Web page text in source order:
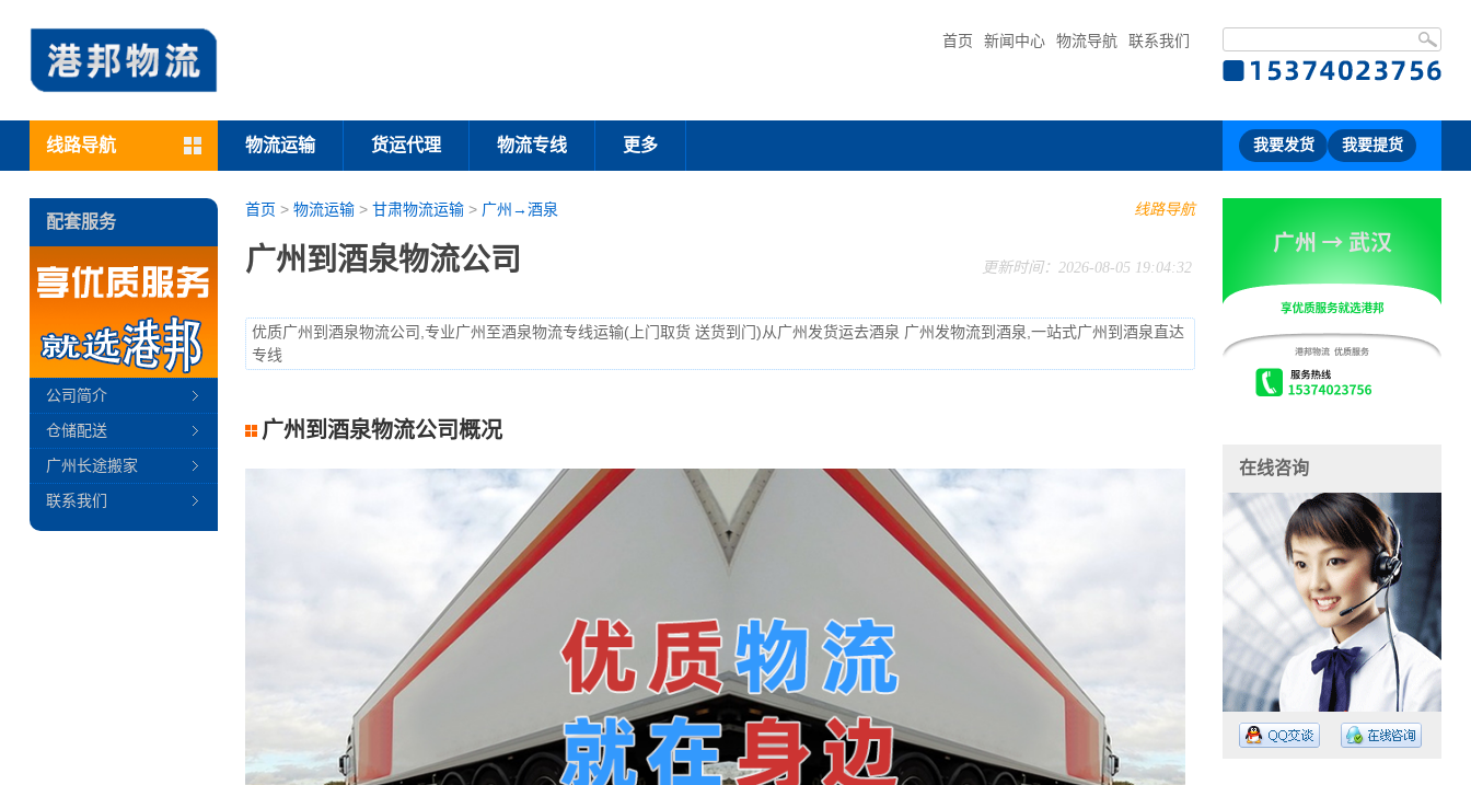
首页 新闻中心 物流导航 联系我们
线路导航 物流运输 货运代理 物流专线 更多 我要发货 我要提货
线路导航
首页 > 物流运输> 甘肃物流运输> 广州→酒泉
广州到酒泉物流公司 更新时间：2026-08-05 19:04:32
优质广州到酒泉物流公司,专业广州至酒泉物流专线运输(上门取货 送货到门)从广州发货运去酒泉 广州发物流到酒泉,一站式广州到酒泉直达
专线
广州到酒泉物流公司概况
配套服务
公司简介
仓储配送
广州长途搬家
联系我们
在线咨询